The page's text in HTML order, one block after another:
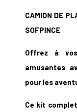
CAMION DE
SOFPINCE
Offrez à
amusantes
pour les
Ce kit